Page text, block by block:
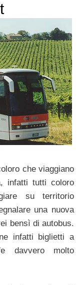
che viaggiano
infatti tutti coloro
su territorio
una nuova
bensì di autobus.
infatti biglietti a
davvero molto